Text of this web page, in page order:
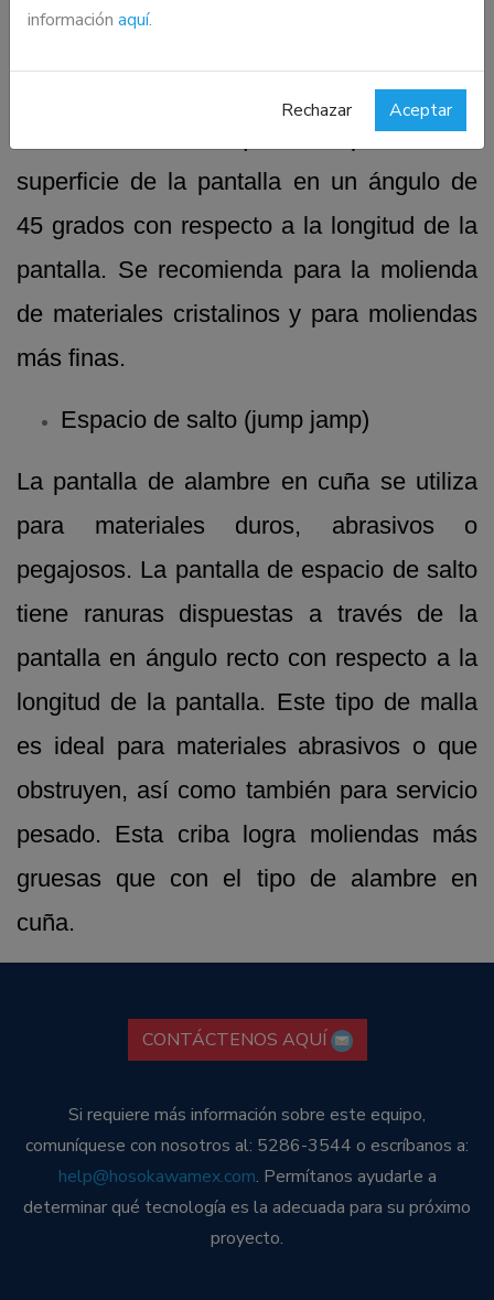
información aquí.
Rechazar Aceptar
o cola de pescado consta de una serie de
orificios ranurados que se repiten en la
superficie de la pantalla en un ángulo de
45 grados con respecto a la longitud de la
pantalla. Se recomienda para la molienda
de materiales cristalinos y para moliendas
más finas.
Espacio de salto (jump jamp)
La pantalla de alambre en cuña se utiliza
para materiales duros, abrasivos o
pegajosos. La pantalla de espacio de salto
tiene ranuras dispuestas a través de la
pantalla en ángulo recto con respecto a la
longitud de la pantalla. Este tipo de malla
es ideal para materiales abrasivos o que
obstruyen, así como también para servicio
pesado. Esta criba logra moliendas más
gruesas que con el tipo de alambre en
cuña.
CONTÁCTENOS AQUÍ
Si requiere más información sobre este equipo,
comuníquese con nosotros al: 5286-3544 o escríbanos a:
help@hosokawamex.com. Permítanos ayudarle a
determinar qué tecnología es la adecuada para su próximo
proyecto.